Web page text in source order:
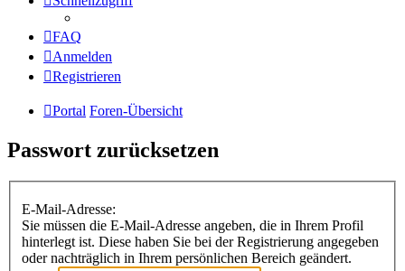
FAQ
Anmelden
Registrieren
Portal Foren-Übersicht
Passwort zurücksetzen
E-Mail-Adresse:
Sie müssen die E-Mail-Adresse angeben, die in Ihrem Profil
hinterlegt ist. Diese haben Sie bei der Registrierung angegeben
oder nachträglich in Ihrem persönlichen Bereich geändert.